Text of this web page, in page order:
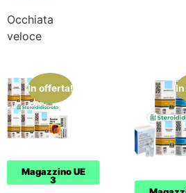
Occhiata
veloce
In offerta!
Magazzino UE
3